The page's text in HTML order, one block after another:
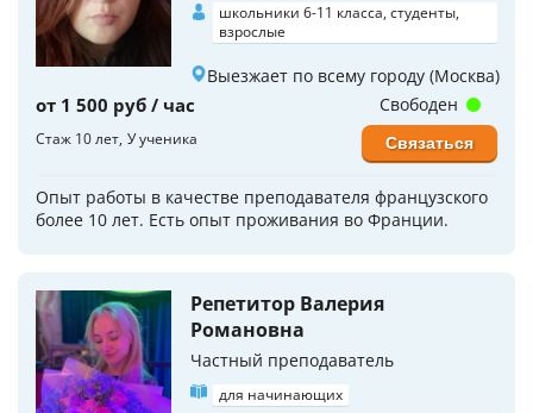
школьники 6-11 класса, студенты,
взрослые
Выезжает по всему городу (Москва)
от 1 500 руб / час
Стаж 10 лет У ученика
Опыт работы в качестве преподавателя французского
более 10 лет. Есть опыт проживания во Франции.
Свободен
Связаться
Репетитор Валерия
Романовна
Частный преподаватель
для начинающих